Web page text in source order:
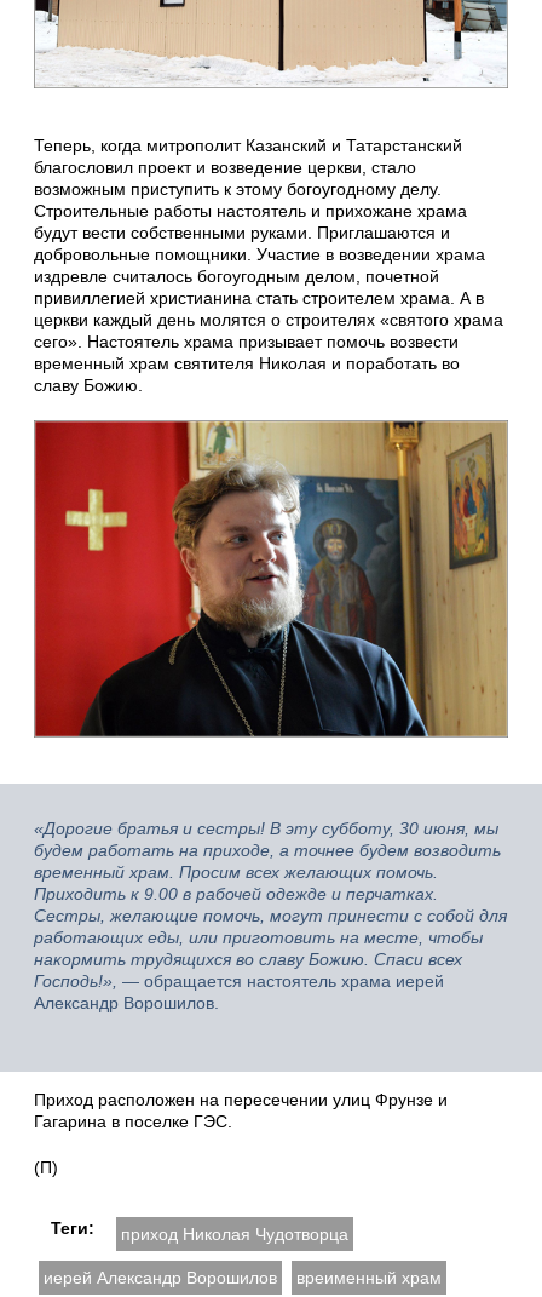
Теперь, когда митрополит Казанский и Татарстанский
благословил проект и возведение церкви, стало
возможным приступить к этому богоугодному делу.
Строительные работы настоятель и прихожане храма
будут вести собственными руками. Приглашаются и
добровольные помощники. Участие в возведении храма
издревле считалось богоугодным делом, почетной
привиллегией христианина стать строителем храма. А в
церкви каждый день молятся о строителях «святого храма
сего». Настоятель храма призывает помочь возвести
временный храм святителя Николая и поработать во
славу Божию.
«Дорогие братья и сестры! В эту субботу, 30 июня, мы
будем работать на приходе, а точнее будем возводить
временный храм. Просим всех желающих помочь.
Приходить к 9.00 в рабочей одежде и перчатках.
Сестры, желающие помочь, могут принести с собой для
работающих еды, или приготовить на месте, чтобы
накормить трудящихся во славу Божию. Спаси всех
Господь!», — обращается настоятель храма иерей
Александр Ворошилов.
Приход расположен на пересечении улиц Фрунзе и
Гагарина в поселке ГЭС.
(П)
Теги: приход Николая Чудотворца
иерей Александр Ворошилов вреименный храм